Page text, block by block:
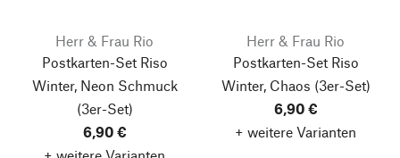
Herr & Frau Rio
Postkarten-Set Riso
Winter, Neon Schmuck
(3er-Set)
6,90 €
Herr & Frau Rio
Postkarten-Set Riso
Winter, Chaos (3er-Set)
6,90 €
+ weitere Varianten